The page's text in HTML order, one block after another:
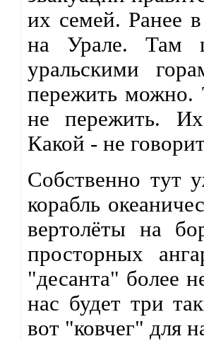
их семей. Ранее
на Урале. Там
уральскими
пережить можно.
не пережить.
Какой - не
Собственно тут
корабль
вертолёты на
просторных
"десанта" более
нас будет три
вот "ковчег" для